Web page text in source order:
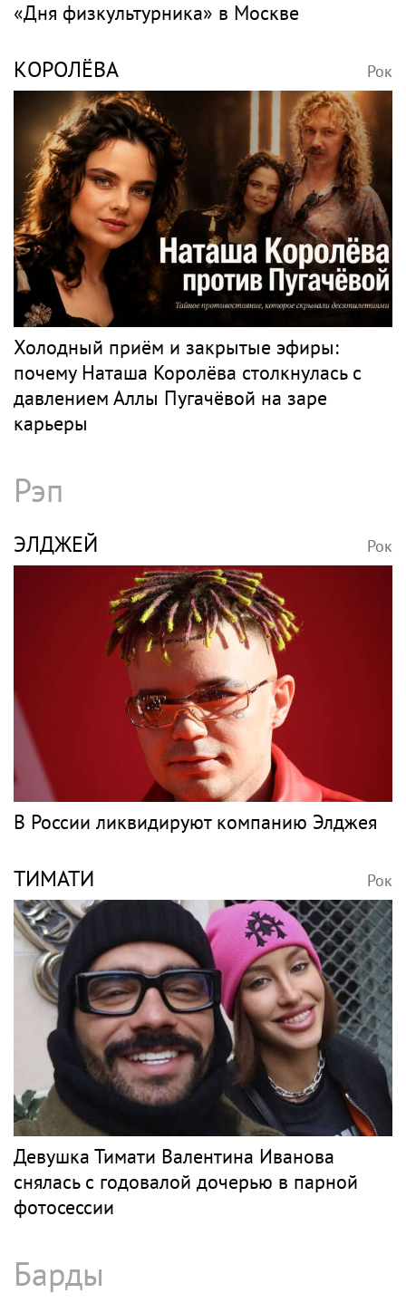
Вдова лидера Nirvana Кортни Лав
пыталась забрать все материалы дела
Кобейна
Поп
НЮША Рок
Нюша, Губерниев, Голден. Звёздные гости
«Дня физкультурника» в Москве
КОРОЛЁВА
Холодный приём и закрытые эфиры:
почему Наташа Королёва столкнулась с
давлением Аллы Пугачёвой на заре
карьеры
Рэп
ЭЛДЖЕЙ Рок